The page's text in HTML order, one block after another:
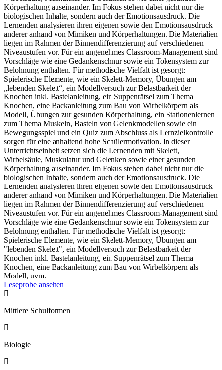
Körperhaltung auseinander. Im Fokus stehen dabei nicht nur die
biologischen Inhalte, sondern auch der Emotionsausdruck. Die
Lernenden analysieren ihren eigenen sowie den Emotionsausdruck
anderer anhand von Mimiken und Körperhaltungen. Die Materialien
liegen im Rahmen der Binnendifferenzierung auf verschiedenen
Niveaustufen vor. Für ein angenehmes Classroom-Management sind
Vorschläge wie eine Gedankenschnur sowie ein Tokensystem zur
Belohnung enthalten. Für methodische Vielfalt ist gesorgt:
Spielerische Elemente, wie ein Skelett-Memory, Übungen am
„lebenden Skelett“, ein Modellversuch zur Belastbarkeit der
Knochen inkl. Bastelanleitung, ein Suppenrätsel zum Thema
Knochen, eine Backanleitung zum Bau von Wirbelkörpern als
Modell, Übungen zur gesunden Körperhaltung, ein Stationenlernen
zum Thema Muskeln, Basteln von Gelenkmodellen sowie ein
Bewegungsspiel und ein Quiz zum Abschluss als Lernzielkontrolle
sorgen für eine anhaltend hohe Schülermotivation. In dieser
Unterrichtseinheit setzen sich die Lernenden mit Skelett,
Wirbelsäule, Muskulatur und Gelenken sowie einer gesunden
Körperhaltung auseinander. Im Fokus stehen dabei nicht nur die
biologischen Inhalte, sondern auch der Emotionsausdruck. Die
Lernenden analysieren ihren eigenen sowie den Emotionsausdruck
anderer anhand von Mimiken und Körperhaltungen. Die Materialien
liegen im Rahmen der Binnendifferenzierung auf verschiedenen
Niveaustufen vor. Für ein angenehmes Classroom-Management sind
Vorschläge wie eine Gedankenschnur sowie ein Tokensystem zur
Belohnung enthalten. Für methodische Vielfalt ist gesorgt:
Spielerische Elemente, wie ein Skelett-Memory, Übungen am
"lebenden Skelett", ein Modellversuch zur Belastbarkeit der
Knochen inkl. Bastelanleitung, ein Suppenrätsel zum Thema
Knochen, eine Backanleitung zum Bau von Wirbelkörpern als
Modell, uvm.
Leseprobe ansehen

Mittlere Schulformen

Biologie
